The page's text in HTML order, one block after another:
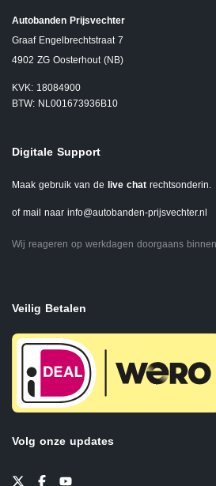
Autobanden Prijsvechter
Graaf Engelbrechtstraat 7
4902 ZG Oosterhout (NB)
KVK: 18084900
BTW: NL001673936B10
Digitale Support
Maak gebruik van de live chat rechtsonderin.
of mail naar info@autobanden-prijsvechter.nl
Wij reageren op werkdagen doorgaans
Veilig Betalen
Volg onze updates